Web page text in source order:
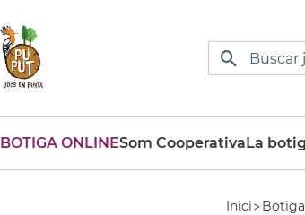
BOTIGA ONLINESom CooperativaLa
Inici